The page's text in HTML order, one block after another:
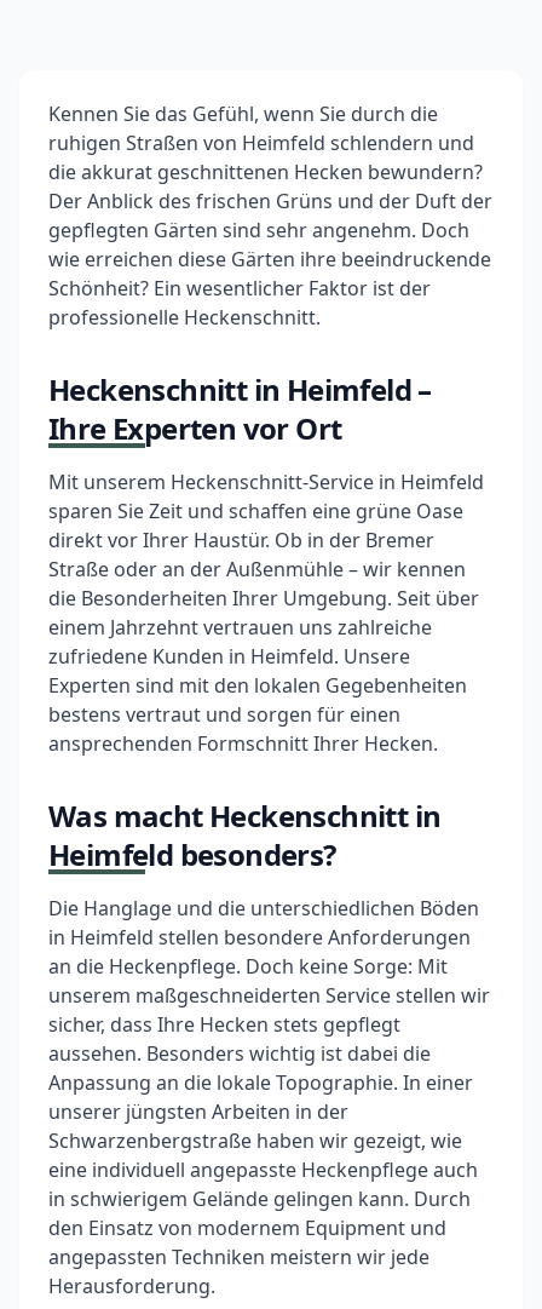
Kennen Sie das Gefühl, wenn Sie durch die
ruhigen Straßen von Heimfeld schlendern und
die akkurat geschnittenen Hecken bewundern?
Der Anblick des frischen Grüns und der Duft der
gepflegten Gärten sind sehr angenehm. Doch
wie erreichen diese Gärten ihre beeindruckende
Schönheit? Ein wesentlicher Faktor ist der
professionelle Heckenschnitt.
Heckenschnitt in Heimfeld –
Ihre Experten vor Ort
Mit unserem Heckenschnitt-Service in Heimfeld
sparen Sie Zeit und schaffen eine grüne Oase
direkt vor Ihrer Haustür. Ob in der Bremer
Straße oder an der Außenmühle – wir kennen
die Besonderheiten Ihrer Umgebung. Seit über
einem Jahrzehnt vertrauen uns zahlreiche
zufriedene Kunden in Heimfeld. Unsere
Experten sind mit den lokalen Gegebenheiten
bestens vertraut und sorgen für einen
ansprechenden Formschnitt Ihrer Hecken.
Was macht Heckenschnitt in
Heimfeld besonders?
Die Hanglage und die unterschiedlichen Böden
in Heimfeld stellen besondere Anforderungen
an die Heckenpflege. Doch keine Sorge: Mit
unserem maßgeschneiderten Service stellen wir
sicher, dass Ihre Hecken stets gepflegt
aussehen. Besonders wichtig ist dabei die
Anpassung an die lokale Topographie. In einer
unserer jüngsten Arbeiten in der
Schwarzenbergstraße haben wir gezeigt, wie
eine individuell angepasste Heckenpflege auch
in schwierigem Gelände gelingen kann. Durch
den Einsatz von modernem Equipment und
angepassten Techniken meistern wir jede
Herausforderung.